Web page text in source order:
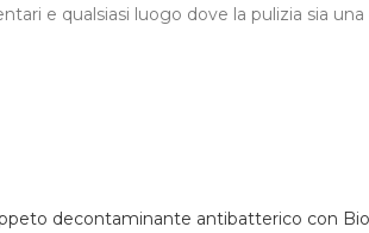
e qualsiasi luogo dove la pulizia sia una
decontaminante antibatterico con